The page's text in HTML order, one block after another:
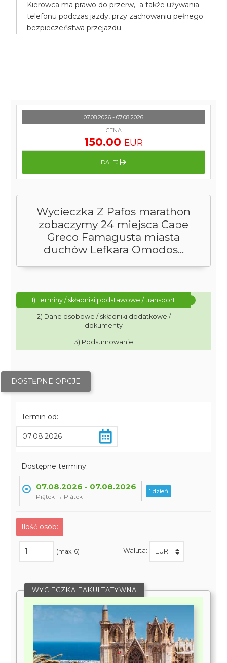
Kierowca ma prawo do przerw, a także używania
telefonu podczas jazdy, przy zachowaniu pełnego
bezpieczeństwa przejazdu.
Wycieczka Z Pafos marathon
zobaczymy 24 miejsca Cape
Greco Famagusta miasta
duchów Lefkara Omodos...
1) Terminy / składniki podstawowe / transport
2) Dane osobowe / składniki dodatkowe /
dokumenty
3) Podsumowanie
DOSTĘPNE OPCJE
Termin od:
Dostępne terminy:
07.08.2026 - 07.08.2026
Piątek → Piątek
1 dzień
Ilość osób:
(max. 6) Waluta:
WYCIECZKA FAKULTATYWNA
07.08.2026 - 07.08.2026
CENA
150.00 EUR
DALEJ